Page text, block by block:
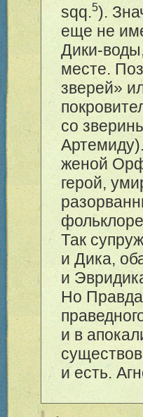
sqq.5).
еще не
Дики-
месте.
зверей»
со
женой
герой,
Так
и Дика,
и
Но Правда
и в
и есть.